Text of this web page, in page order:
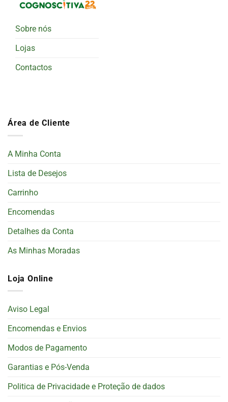
Sobre nós
Lojas
Contactos
Área de Cliente
A Minha Conta
Lista de Desejos
Carrinho
Encomendas
Detalhes da Conta
As Minhas Moradas
Loja Online
Aviso Legal
Encomendas e Envios
Modos de Pagamento
Garantias e Pós-Venda
Politica de Privacidade e Proteção de dados